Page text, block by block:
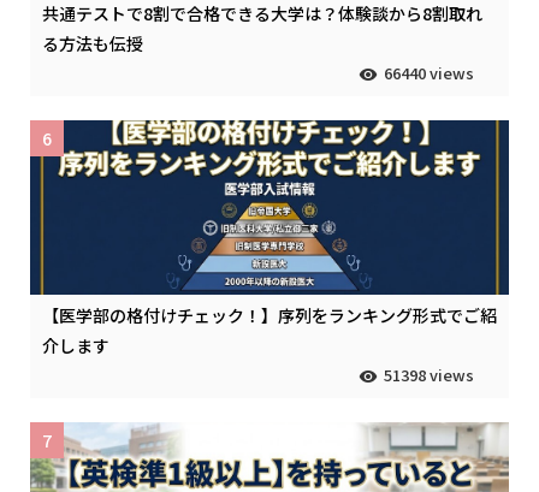
共通テストで8割で合格できる大学は？体験談から8割取れ
る方法も伝授
66440 views
【医学部の格付けチェック！】序列をランキング形式でご紹
介します
51398 views
6
7